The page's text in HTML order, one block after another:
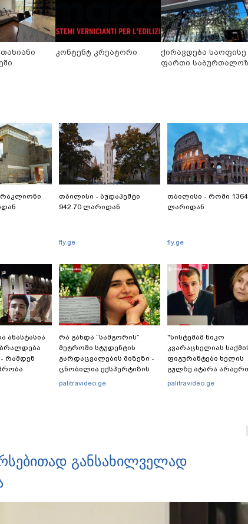
კონტენტ კრეატორი
ქირავდება საოფისე
ფართი
თბილისი - ბუდაპეშტი
942.70 ლარიდან
fly.ge
თბილისი - რომი
ლარიდან
fly.ge
ანასტასია
რამდენ
რა გახდა “სამგორის”
მეტროში სტუდენტის
გარდაცვალების მიზეზი -
ცნობილია ექსპერტიზის
პასუხი
palitravideo.ge
"სისტემამ ნიკო
კვარაცხელიას
ფიგურანტები ხელის
გულზე ატარა
წელი! ხომ არ იცით
palitravideo.ge
განსახილველად